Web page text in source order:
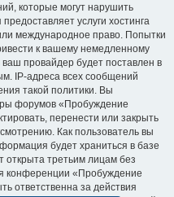
которые могут нарушить
услуги хостинга
международное право. Попытки
к вашему немедленному
провайдер будет поставлен в
IP-адреса всех сообщений
такой политики. Вы
форумов «Пробуждение
перенести или закрыть
Как пользователь вы
будет храниться в базе
третьим лицам без
конференции «Пробуждение
ответственна за действия